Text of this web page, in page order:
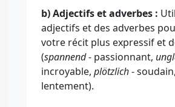
b) Adjectifs et adverbes :
adjectifs et des adverbes
votre récit plus expressif et
(spannend- passionnant,
incroyable, plötzlich- soudain,
lentement).